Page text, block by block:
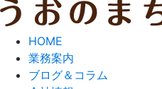
HOME
業務案内
ブログ＆コラム